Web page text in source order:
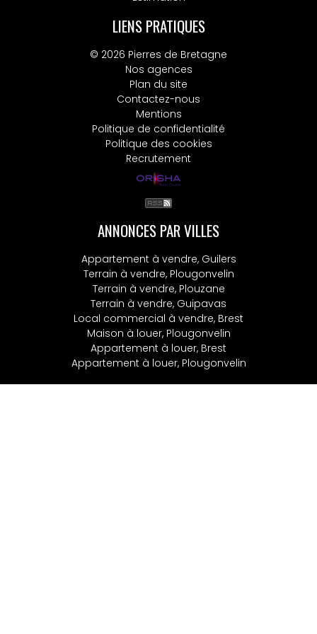
LIENS PRATIQUES
© 2026 Pierres de Bretagne
Nos agences
Plan du site
Contactez-nous
Mentions
Politique de confidentialité
Politique des cookies
Recrutement
ANNONCES PAR VILLES
Appartement à vendre, Guilers
Terrain à vendre, Plougonvelin
Terrain à vendre, Plouzane
Terrain à vendre, Guipavas
Local commercial à vendre, Brest
Maison à louer, Plougonvelin
Appartement à louer, Brest
Appartement à louer, Plougonvelin